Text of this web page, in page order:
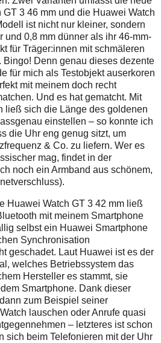
3 46 mm und die Huawei Watch
ist nicht nur kleiner, sondern
und 0,8 mm dünner als ihr 46-mm-
für Träger:innen mit schmäleren
Bingo! Denn genau dieses dezente
für mich als Testobjekt auserkoren
mit meinem doch recht
Und es hat gematcht. Mit
ließ sich die Länge des goldenen
einstellen – so konnte ich
die Uhr eng genug sitzt, um
& Co. zu liefern. Wer es
mag, findet in der
noch ein Armband aus schönem,
Huawei Watch GT 3 42 mm ließ
mit meinem Smartphone
selbst ein Huawei Smartphone
Synchronisation
geschadet. Laut Huawei ist es der
welches Betriebssystem das
Hersteller es stammt, sie
Smartphone. Dank dieser
zum Beispiel seiner
lauschen oder Anrufe quasi
– letzteres ist schon
sich beim Telefonieren mit der Uhr